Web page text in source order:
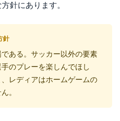
針にあります。
針
である。サッカー以外の要素
のプレーを楽しんでほし
レディアはホームゲームの
。